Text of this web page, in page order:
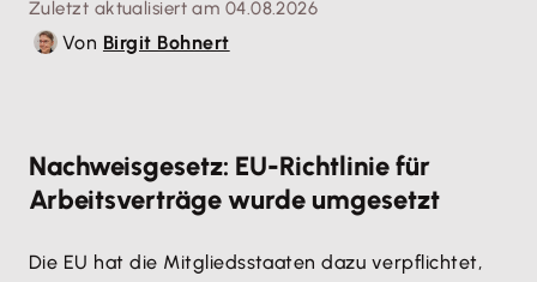
Zuletzt aktualisiert am 04.08.2026
Von Birgit Bohnert
Nachweisgesetz: EU-Richtlinie für
Arbeitsverträge wurde umgesetzt
Die EU hat die Mitgliedsstaaten dazu verpflichtet,